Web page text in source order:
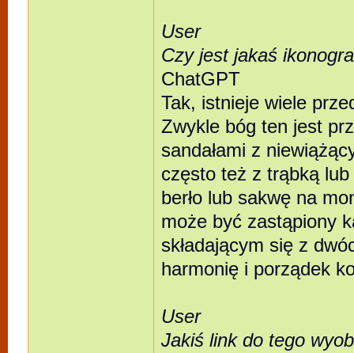
User
Czy jest jakaś
ChatGPT
Tak, istnieje wiele
Zwykle bóg ten jest
sandałami z
często też z trąbką
berło lub sakwę na
może być zastąpiony
składającym się z
harmonię i porządek
User
Jakiś link do tego